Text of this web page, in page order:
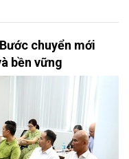
chuyển mới
bền vững